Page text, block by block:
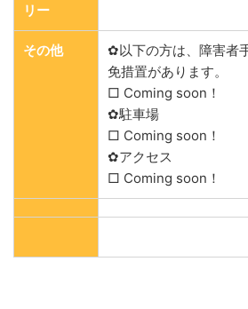
リー
その他
✿以下の方は、障害者
免措置があります。
□ Coming soon！
✿駐車場
□ Coming soon！
✿アクセス
□ Coming soon！